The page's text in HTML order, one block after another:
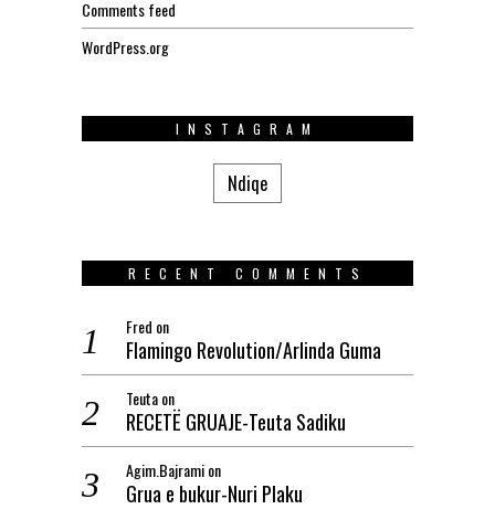
Comments feed
WordPress.org
INSTAGRAM
Ndiqe
RECENT COMMENTS
Fred on
Flamingo Revolution/Arlinda Guma
Teutaon
RECETË GRUAJE-Teuta Sadiku
Agim.Bajramion
Grua e bukur-Nuri Plaku